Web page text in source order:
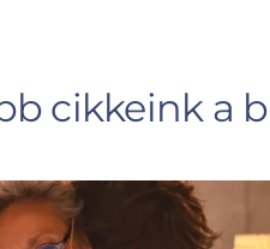
cikkeink a